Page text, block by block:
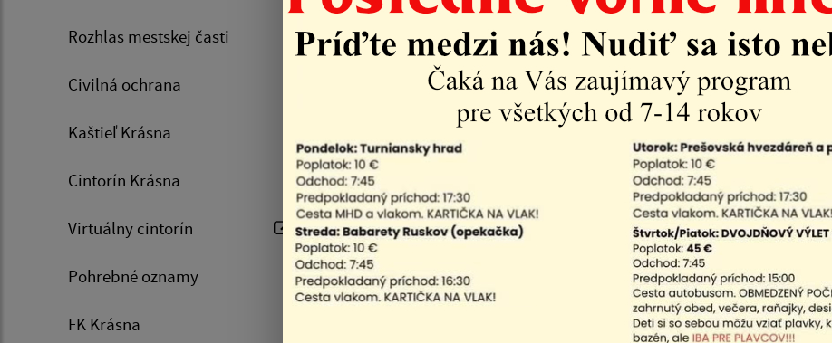
Rozhlas mestskej časti
Civilná ochrana
Kaštieľ Krásna
Cintorín Krásna
Virtuálny cintorín
Pohrebné oznamy
FK Krásna
14.12.2020
Poslanecký návrh Programového rozpočtu Mestskej časti Košice-
V súlade s § 9 ods. 2 zákona č. 369/1990 Zb. o obecnom zriadení
návrh poslanca Miestneho zastupiteľstva Mestskej časti Košice -
Poslanecký návrh poslanca Miestneho zastupiteľstva Mestskej
Košice - Krásna I ng. Jána Kubičku
| PDF | 0.39 Mb
tabuľková časť
popisná časť| PDF | 3.26 Mb